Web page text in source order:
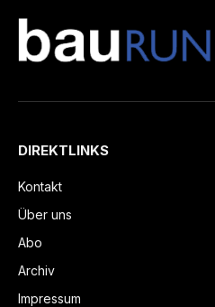
DIREKTLINKS
Kontakt
Über uns
Abo
Archiv
Impressum